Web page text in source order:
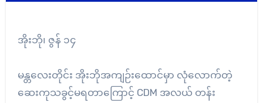
အိုးဘို၊ ဇွန် ၁၄
မန္တလေးတိုင်း အိုးဘိုအကျဉ်းထောင်မှာ လုံလောက်တဲ့
ဆေးကုသခွင့်မရတာကြောင့် CDM အလယ် တန်း